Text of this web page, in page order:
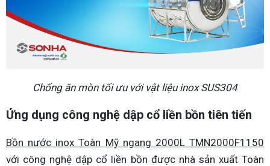
Chống ăn mòn tối ưu với vật liệu inox SUS304
Ứng dụng công nghệ dập cổ liền bồn tiên tiến
Bồn nước inox Toàn Mỹ ngang 2000L TMN2000F1150
với công nghệ dập cổ liền bồn được nhà sản xuất Toàn